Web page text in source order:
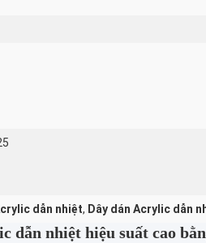
dẫn nhiệt, Dây dán Acrylic dẫn
dẫn nhiệt hiệu suất cao